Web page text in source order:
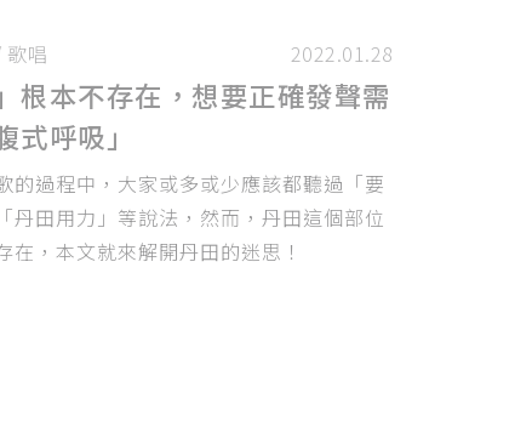
歌唱 2022.01.28
根本不存在，想要正確發聲需
式呼吸」
的過程中，大家或多或少應該都聽過「要
丹田用力」等說法，然而，丹田這個部位
在，本文就來解開丹田的迷思！